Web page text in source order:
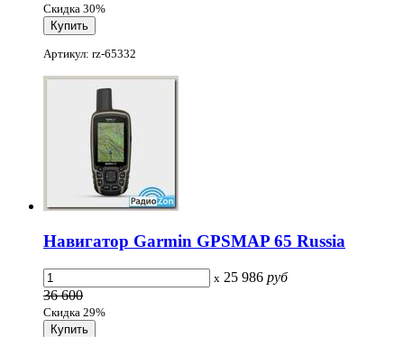
Скидка 30%
Артикул: rz-65332
Навигатор Garmin GPSMAP 65 Russia
x 25 986 руб
36 600
Скидка 29%